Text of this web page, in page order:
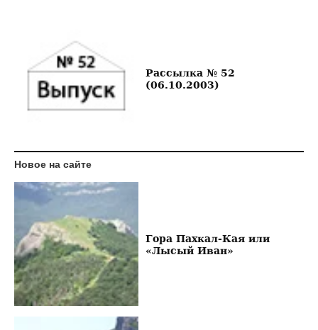
Рассылка № 52
(06.10.2003)
Новое на сайте
Гора Пахкал-Кая или
«Лысый Иван»